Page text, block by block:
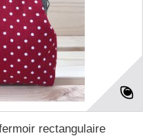
rectangulaire